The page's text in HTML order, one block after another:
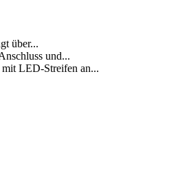
über...
und...
LED-Streifen an...